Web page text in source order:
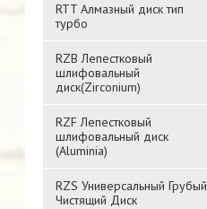
RTT Алмазный диск тип
турбо
RZB Лепестковый
шлифовальный
диск(Zirconium)
RZF Лепестковый
шлифовальный диск
(Aluminia)
RZS Универсальный Грубый
Чистящий Диск